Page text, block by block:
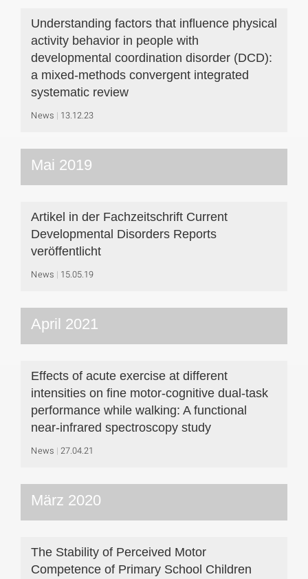
Understanding factors that influence physical
activity behavior in people with
developmental coordination disorder (DCD):
a mixed-methods convergent integrated
systematic review
News 13.12.23
Mai 2019
Artikel in der Fachzeitschrift Current
Developmental Disorders Reports
veröffentlicht
News 15.05.19
April 2021
Effects of acute exercise at different
intensities on fine motor‐cognitive dual‐task
performance while walking: A functional
near‐infrared spectroscopy study
News 27.04.21
März 2020
The Stability of Perceived Motor
Competence of Primary School Children